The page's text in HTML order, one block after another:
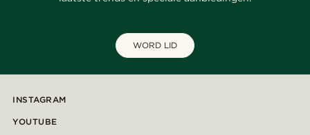
WORD LID
INSTAGRAM
YOUTUBE